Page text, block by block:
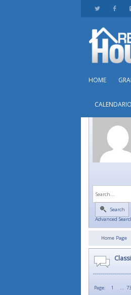
HOME
CALENDARIO
Search
Advanced
Home Page
Page: 1 ...